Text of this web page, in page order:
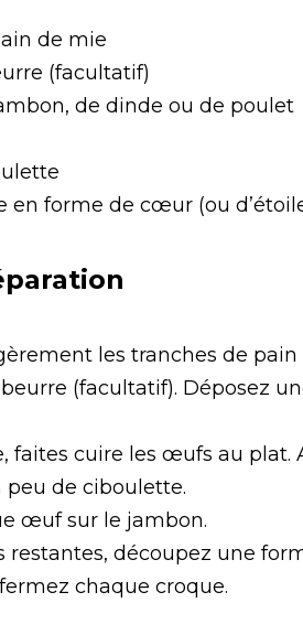
de mie
(facultatif)
de dinde ou de poulet
en forme de cœur (ou
les tranches de pain
(facultatif). Déposez
faites cuire les œufs au plat.
peu de ciboulette.
œuf sur le jambon.
restantes, découpez une
chaque croque.